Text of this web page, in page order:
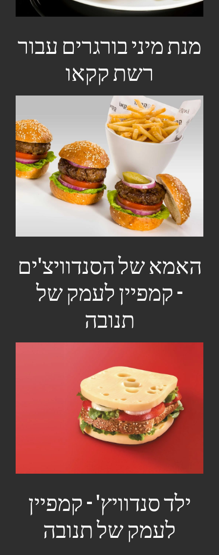
מנת מיני בורגרים עבור
רשת קקאו
האמא של הסנדוויצ'ים
- קמפיין לעמק של
תנובה
ילד סנדוויץ' - קמפיין
לעמק של תנובה